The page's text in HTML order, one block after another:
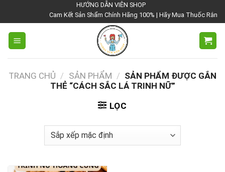
nội
dung
HƯỚNG DẪN VIÊN SHOP
Cam Kết Sản Shẩm Chính Hãng 100% | Hãy Mua Thuốc Rắn
TRANG CHỦ / SẢN PHẨM / SẢN PHẨM ĐƯỢC GẮN
THẺ “CÁCH SẮC LÁ TRINH NỮ”
LỌC